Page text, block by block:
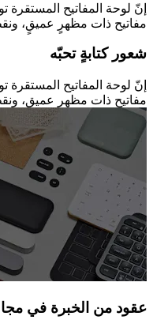
إنّ لوحة المفاتيح المستقرة
مفاتيح ذات مظهرٍ عميقٍ،
شعور كتابةٍ تحبّه
إنّ لوحة المفاتيح المستقرة
مفاتيح ذات مظهرٍ عميقٍ،
عقود من الخبرة في